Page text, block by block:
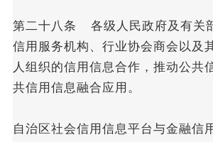
第二十八条 各级人民政府及有关
信用服务机构、行业协会商会以及
人组织的信用信息合作，推动公共
共信用信息融合应用。
自治区社会信用信息平台与金融信